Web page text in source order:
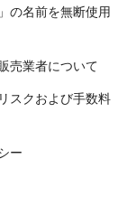
の名前を無断使用
売業者について
スクおよび手数料
ー